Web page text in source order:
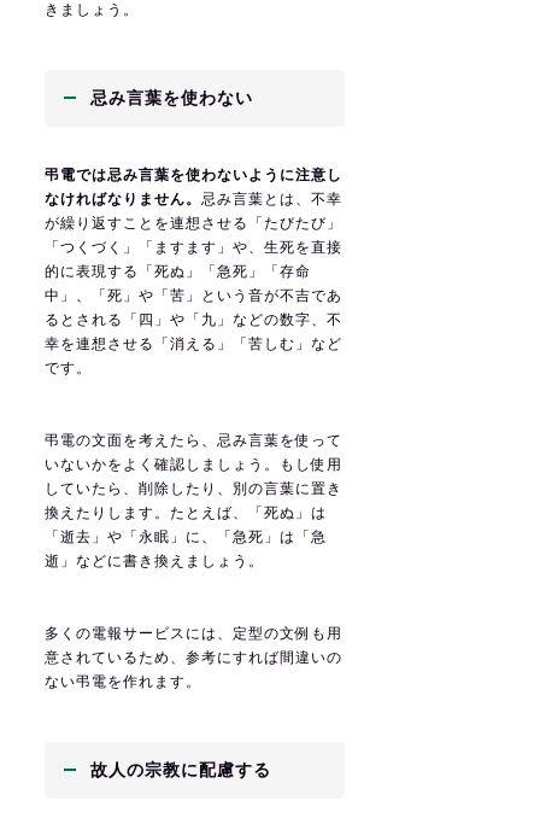
きましょう。
忌み言葉を使わない
弔電では忌み言葉を使わないように注意し
なければなりません。 忌み言葉とは、不幸
が繰り返すことを連想させる「たびたび」
「つくづく」「ますます」や、生死を直接
的に表現する「死ぬ」「急死」「存命
中」、「死」や「苦」という音が不吉であ
るとされる「四」や「九」などの数字、不
幸を連想させる「消える」「苦しむ」など
です。
弔電の文面を考えたら、忌み言葉を使って
いないかをよく確認しましょう。もし使用
していたら、削除したり、別の言葉に置き
換えたりします。たとえば、「死ぬ」は
「逝去」や「永眠」に、「急死」は「急
逝」などに書き換えましょう。
多くの電報サービスには、定型の文例も用
意されているため、参考にすれば間違いの
ない弔電を作れます。
故人の宗教に配慮する